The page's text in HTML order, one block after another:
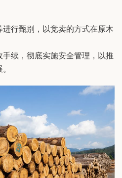
行甄别，以竞卖的方式在原木
续，彻底实施安全管理，以推